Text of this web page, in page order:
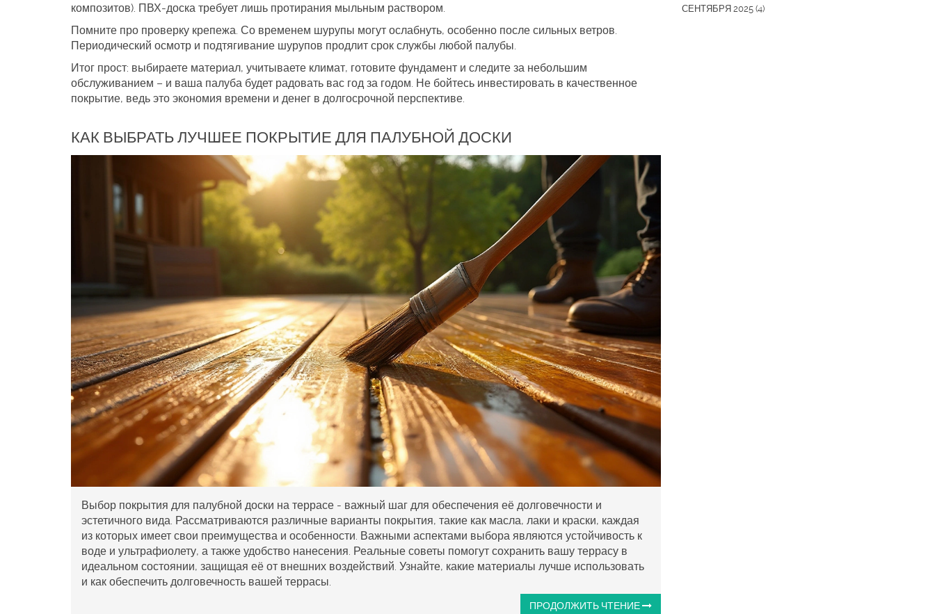
композитов). ПВХ‑доска требует лишь протирания мыльным раствором.
Помните про проверку крепежа. Со временем шурупы могут ослабнуть, особенно после сильных ветров.
Периодический осмотр и подтягивание шурупов продлит срок службы любой палубы.
Итог прост: выбираете материал, учитываете климат, готовите фундамент и следите за небольшим
обслуживанием – и ваша палуба будет радовать вас год за годом. Не бойтесь инвестировать в качественное
покрытие, ведь это экономия времени и денег в долгосрочной перспективе.
КАК ВЫБРАТЬ ЛУЧШЕЕ ПОКРЫТИЕ ДЛЯ ПАЛУБНОЙ ДОСКИ
Выбор покрытия для палубной доски на террасе - важный шаг для обеспечения её долговечности и
эстетичного вида. Рассматриваются различные варианты покрытия, такие как масла, лаки и краски, каждая
из которых имеет свои преимущества и особенности. Важными аспектами выбора являются устойчивость к
воде и ультрафиолету, а также удобство нанесения. Реальные советы помогут сохранить вашу террасу в
идеальном состоянии, защищая её от внешних воздействий. Узнайте, какие материалы лучше использовать
и как обеспечить долговечность вашей террасы.
ПРОДОЛЖИТЬ ЧТЕНИЕ
СЕНТЯБРЯ 2025 (4)